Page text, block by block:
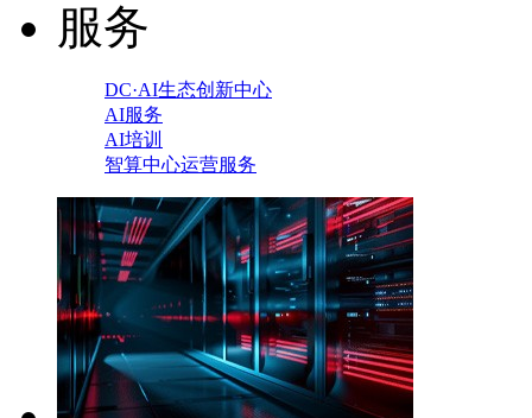
服务
DC·AI生态创新中心
AI服务
AI培训
智算中心运营服务